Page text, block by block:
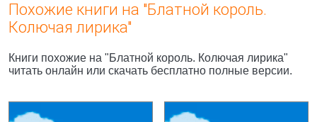
Похожие книги на "Блатной король.
Колючая лирика"
Книги похожие на "Блатной король. Колючая лирика"
читать онлайн или скачать бесплатно полные версии.